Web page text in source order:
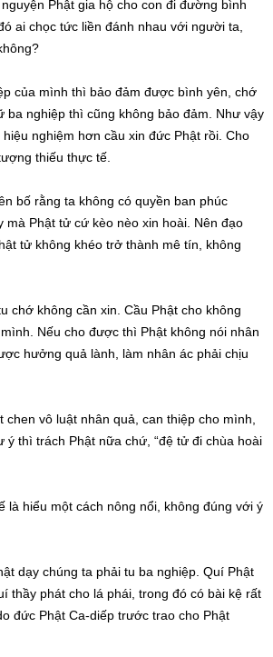
Phật gia hộ cho con đi đường bình
ai chọc tức liền đánh nhau với người ta,
của mình thì bảo đảm được bình yên, chớ
ba nghiệp thì cũng không bảo đảm. Như vậy
nghiệm hơn cầu xin đức Phật rồi. Cho
thiếu thực tế.
bố rằng ta không có quyền ban phúc
mà Phật tử cứ kèo nèo xin hoài. Nên đạo
tử không khéo trở thành mê tín, không
chớ không cần xin. Cầu Phật cho không
Nếu cho được thì Phật không nói nhân
hưởng quả lành, làm nhân ác phải chịu
vô luật nhân quả, can thiệp cho mình,
ý thì trách Phật nữa chứ, “đệ tử đi chùa hoài
là hiểu một cách nông nổi, không đúng với ý
dạy chúng ta phải tu ba nghiệp. Quí Phật
thầy phát cho lá phái, trong đó có bài kệ rất
đức Phật Ca-diếp trước trao cho Phật